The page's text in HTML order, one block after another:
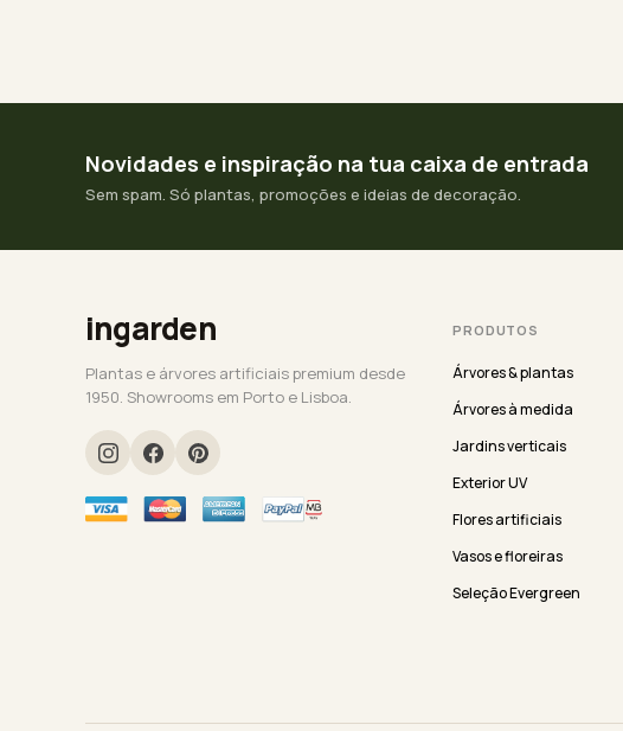
Novidades e inspiração na tua caixa de entrada
Sem spam. Só plantas, promoções e ideias de decoração.
ingarden
Plantas e árvores artificiais premium desde
1950. Showrooms em Porto e Lisboa.
PRODUTOS
Árvores & plantas
Árvores à medida
Jardins verticais
Exterior UV
Flores artificiais
Vasos e floreiras
Seleção Evergreen